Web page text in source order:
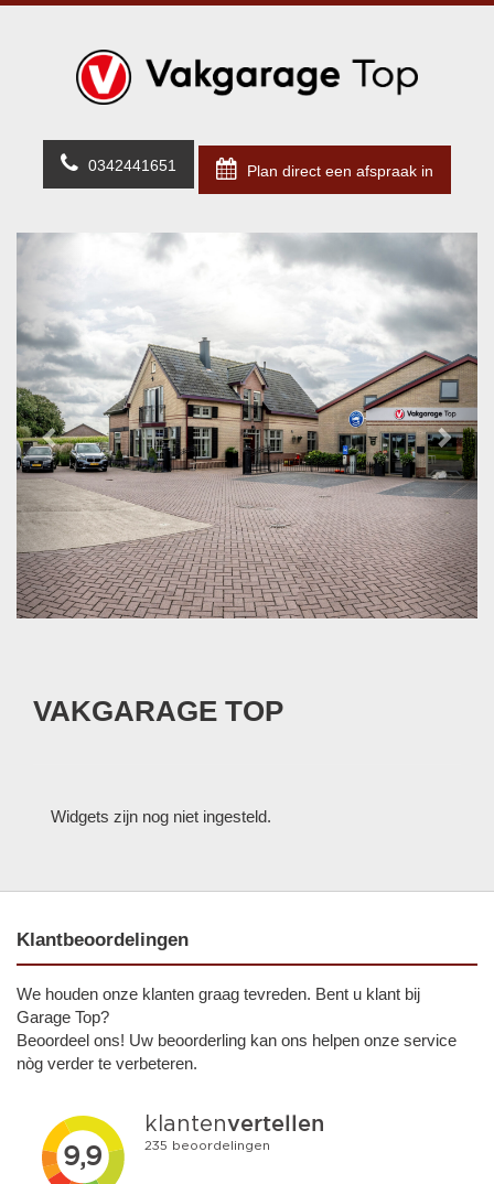
0342441651 Plan direct een afspraak in
Previous Next
VAKGARAGE TOP
Widgets zijn nog niet ingesteld.
Klantbeoordelingen
We houden onze klanten graag tevreden. Bent u klant bij
Garage Top?
Beoordeel ons! Uw beoorderling kan ons helpen onze service
nòg verder te verbeteren.